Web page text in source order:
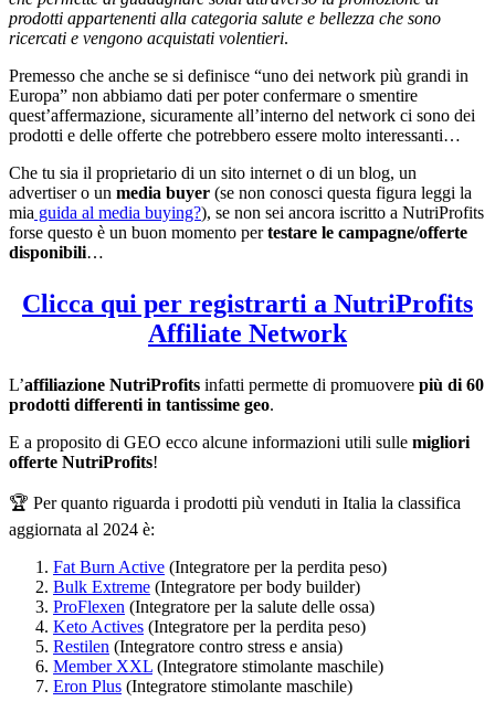
prodotti appartenenti alla categoria salute e bellezza che sono
ricercati e vengono acquistati volentieri.
Premesso che anche se si definisce “uno dei network più grandi in
Europa” non abbiamo dati per poter confermare o smentire
quest’affermazione, sicuramente all’interno del network ci sono dei
prodotti e delle offerte che potrebbero essere molto interessanti…
Che tu sia il proprietario di un sito internet o di un blog, un
advertiser o un media buyer (se non conosci questa figura leggi la
mia guida al media buying?), se non sei ancora iscritto a NutriProfits
forse questo è un buon momento pertestare le campagne/offerte
disponibili…
Clicca qui per registrarti a NutriProfits
Affiliate Network
L’affiliazione NutriProfits infatti permette di promuovere più di 60
prodotti differenti in tantissime geo.
E a proposito di GEO ecco alcune informazioni utili sulle migliori
offerte NutriProfits!
🏆 Per quanto riguarda i prodotti più venduti in Italia la classifica
aggiornata al 2024 è:
Fat Burn Active (Integratore per la perdita peso)
Bulk Extreme (Integratore per body builder)
ProFlexen (Integratore per la salute delle ossa)
Keto Actives (Integratore per la perdita peso)
Restilen (Integratore contro stress e ansia)
Member XXL (Integratore stimolante maschile)
Eron Plus (Integratore stimolante maschile)